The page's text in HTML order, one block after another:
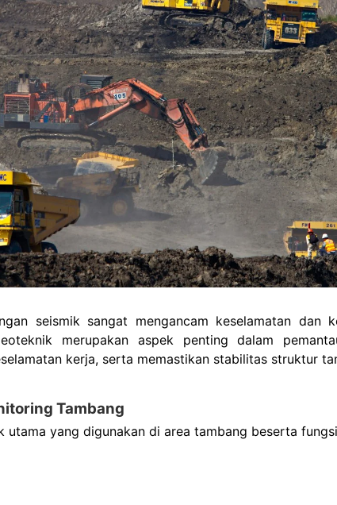
seismik sangat mengancam keselamatan dan
merupakan aspek penting dalam
kerja, serta memastikan stabilitas struktur
Tambang
yang digunakan di area tambang beserta